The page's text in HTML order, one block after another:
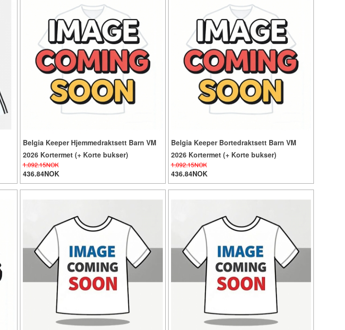
Belgia Keeper Hjemmedraktsett Barn VM
2026 Kortermet (+ Korte bukser)
1.092.15NOK
436.84NOK
Belgia Keeper Bortedraktsett Barn VM
2026 Kortermet (+ Korte bukser)
1.092.15NOK
436.84NOK